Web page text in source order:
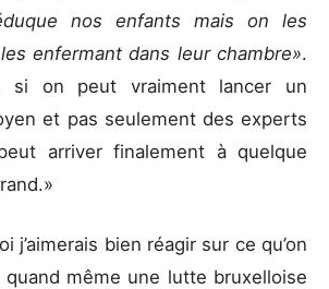
nos enfants mais on les
enfermant dans leur chambre».
on peut vraiment lancer un
et pas seulement des experts
arriver finalement à quelque
j’aimerais bien réagir sur ce qu’on
quand même une lutte bruxelloise